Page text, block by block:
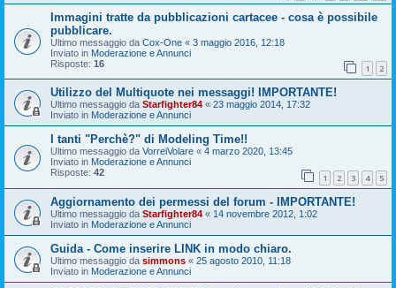
Immagini tratte da pubblicazioni cartacee - cosa è possibile
pubblicare.
Ultimo messaggio da Cox-One « 3 maggio 2016, 12:18
Inviato in Moderazione e Annunci
Risposte: 16 1 2
Utilizzo del Multiquote nei messaggi! IMPORTANTE!
Ultimo messaggio da Starfighter84 « 23 maggio 2014, 17:32
Inviato in Moderazione e Annunci
I tanti "Perchè?" di Modeling Time!!
Ultimo messaggio da VorreiVolare « 4 marzo 2020, 13:45
Inviato in Moderazione e Annunci
Risposte: 42 1 2 3 4 5
Aggiornamento dei permessi del forum - IMPORTANTE!
Ultimo messaggio da Starfighter84 « 14 novembre 2012, 1:02
Inviato in Moderazione e Annunci
Guida - Come inserire LINK in modo chiaro.
Ultimo messaggio da simmons « 25 agosto 2010, 11:18
Inviato in Moderazione e Annunci